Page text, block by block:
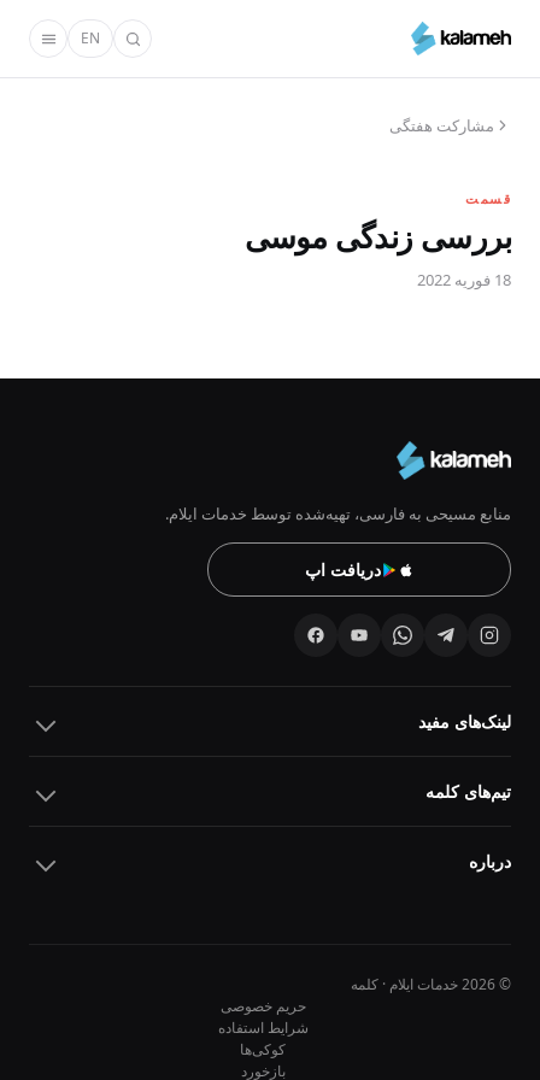
محتوای
EN
مشارکت هفتگی
قسمت
بررسی زندگی موسی
18 فوریه 2022
منابع مسیحی به فارسی، تهیه‌شده توسط خدمات ایلام.
دریافت اپ
لینک‌های مفید
تیم‌های کلمه
درباره
© 2026 خدمات ایلام · کلمه
حریم خصوصی
شرایط استفاده
کوکی‌ها
بازخورد
10